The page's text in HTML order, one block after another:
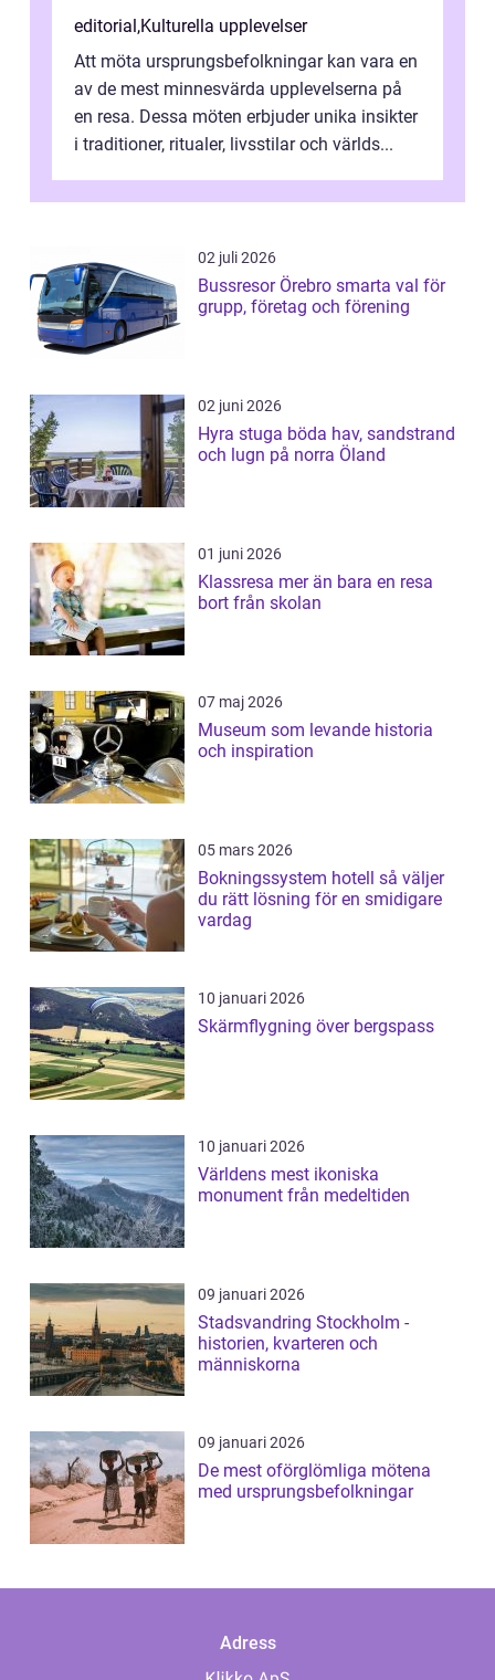
editorial,Kulturella upplevelser
Att möta ursprungsbefolkningar kan vara en
av de mest minnesvärda upplevelserna på
en resa. Dessa möten erbjuder unika insikter
i traditioner, ritualer, livsstilar och världs...
02 juli 2026
Bussresor Örebro smarta val för
grupp, företag och förening
02 juni 2026
Hyra stuga böda hav, sandstrand
och lugn på norra Öland
01 juni 2026
Klassresa mer än bara en resa
bort från skolan
07 maj 2026
Museum som levande historia
och inspiration
05 mars 2026
Bokningssystem hotell så väljer
du rätt lösning för en smidigare
vardag
10 januari 2026
Skärmflygning över bergspass
10 januari 2026
Världens mest ikoniska
monument från medeltiden
09 januari 2026
Stadsvandring Stockholm -
historien, kvarteren och
människorna
09 januari 2026
De mest oförglömliga mötena
med ursprungsbefolkningar
Adress